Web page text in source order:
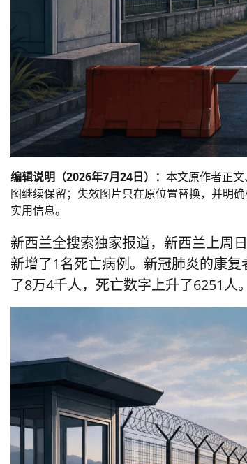
编辑说明（2026年7月24日）： 本文原作者正
图继续保留；失效图片只在原位置替换，并明
实用信息。
新西兰全搜索独家报道，新西兰上周
新增了1名死亡病例。新冠肺炎的康
了8万4千人，死亡数字上升了6251人。